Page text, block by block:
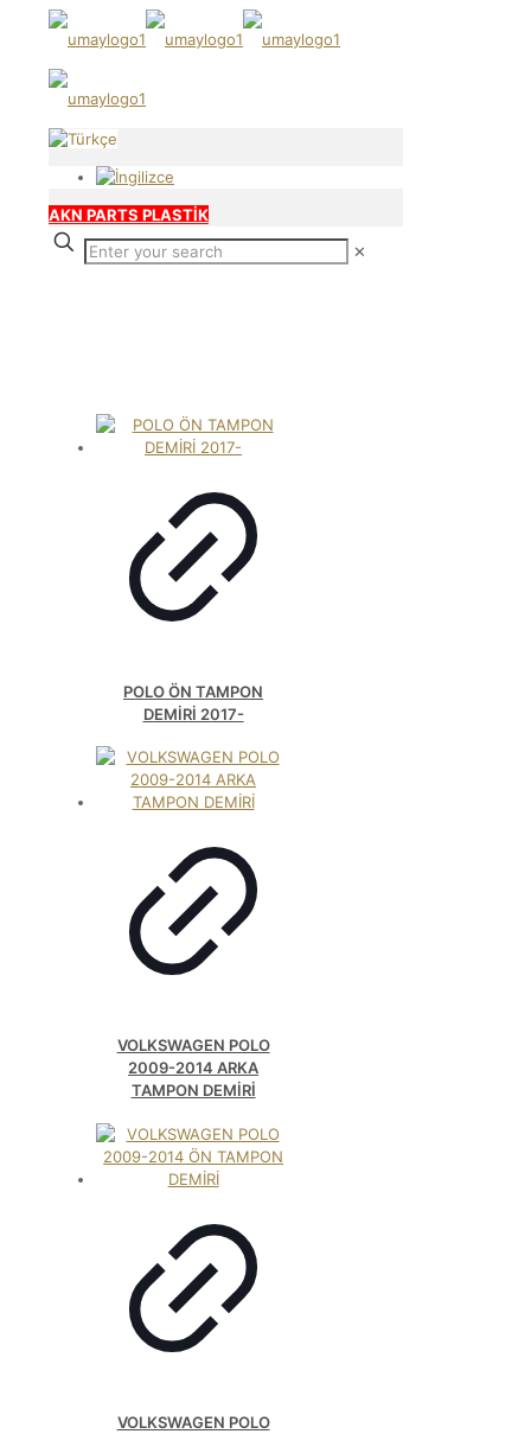
AKN PARTS PLASTİK
✕
POLO ÖN TAMPON
DEMİRİ 2017-
VOLKSWAGEN POLO
2009-2014 ARKA
TAMPON DEMİRİ
VOLKSWAGEN POLO